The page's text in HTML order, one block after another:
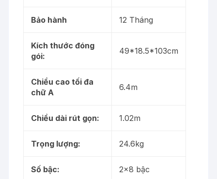
Bảo hành 12 Tháng
Kích thước đóng
gói:
49*18.5*103cm
Chiều cao tối đa
chữ A
6.4m
Chiều dài rút gọn: 1.02m
Trọng lượng: 24.6kg
Số bậc: 2×8 bậc